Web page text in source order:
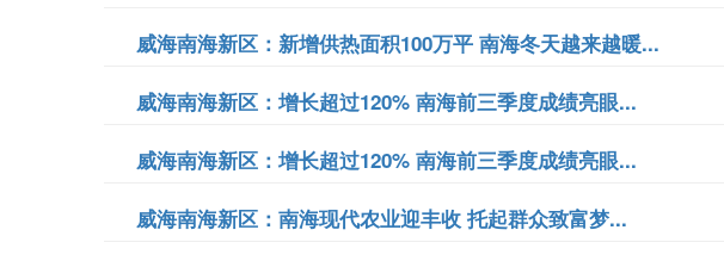
威海南海新区：新增供热面积100万平 南海冬天越来越暖...
威海南海新区：增长超过120% 南海前三季度成绩亮眼...
威海南海新区：增长超过120% 南海前三季度成绩亮眼...
威海南海新区：南海现代农业迎丰收 托起群众致富梦...